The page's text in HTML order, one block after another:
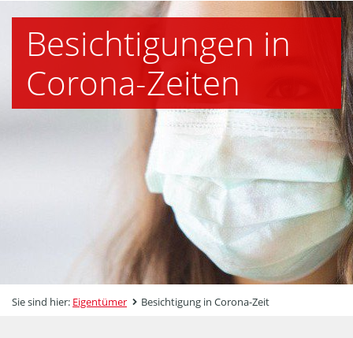
Besichtigungen in
Corona-Zeiten
Sie sind hier: Eigentümer Besichtigung in Corona-Zeit